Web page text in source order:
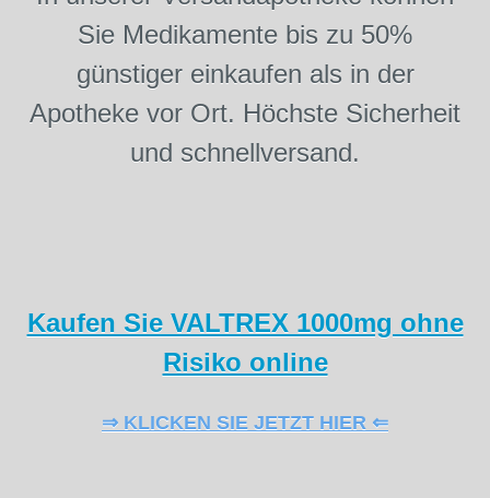
Sie Medikamente bis zu 50%
günstiger einkaufen als in der
Apotheke vor Ort. Höchste Sicherheit
und schnellversand.
Kaufen Sie VALTREX 1000mg ohne
Risiko online
⇒ KLICKEN SIE JETZT HIER ⇐